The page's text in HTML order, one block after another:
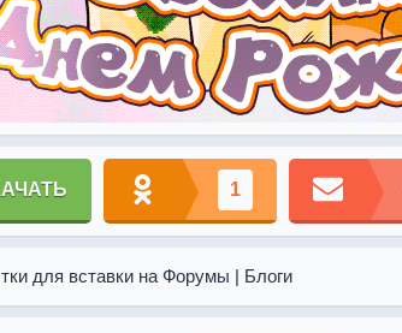
1
для вставки на Форумы | Блоги